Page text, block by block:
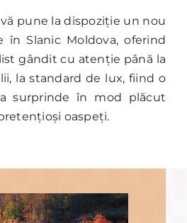
pune la dispoziție un nou
în Slanic Moldova, oferind
gândit cu atenție până la
la standard de lux, fiind o
surprinde în mod plăcut
oaspeți.